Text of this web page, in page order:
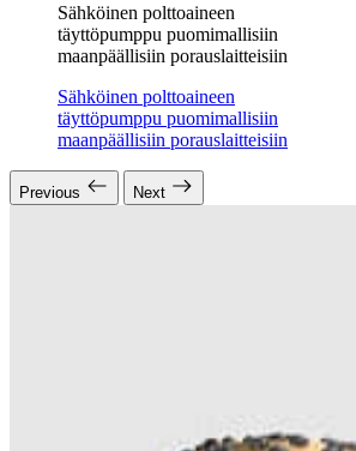
Sähköinen polttoaineen
täyttöpumppu puomimallisiin
maanpäällisiin porauslaitteisiin
Sähköinen polttoaineen
täyttöpumppu puomimallisiin
maanpäällisiin porauslaitteisiin
Previous Next